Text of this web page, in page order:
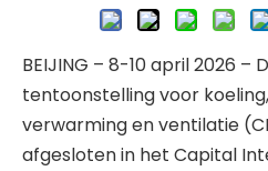
BEIJING – 8-10 april 2026 –
tentoonstelling voor
verwarming en ventilatie
afgesloten in het Capital